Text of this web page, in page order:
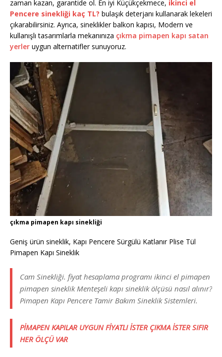
zaman kazan, garantide ol. En iyi Küçükçekmece, ikinci el
Pencere sinekliği kaç TL? bulaşık deterjanı kullanarak lekeleri
çıkarabilirsiniz. Ayrıca, sineklikler balkon kapısı, Modern ve
kullanışlı tasarımlarla mekanınıza çıkma pimapen kapı satan
yerler uygun alternatifler sunuyoruz.
çıkma pimapen kapı sinekliği
Geniş ürün sineklik, Kapı Pencere Sürgülü Katlanır Plise Tül
Pimapen Kapı Sineklik
Cam Sinekliği. fiyat hesaplama programı ikinci el pimapen
pimapen sineklik Menteşeli kapı sineklik ölçüsü nasıl alınır?
Pimapen Kapı Pencere Tamir Bakım Sineklik Sistemleri.
PİMAPEN KAPILAR UYGUN FİYATLI İSTER ÇIKMA İSTER SIFIR
HER ÖLÇÜ VAR